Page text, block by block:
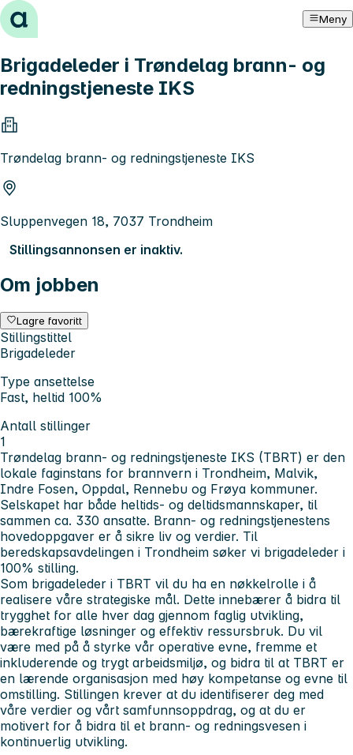
Hopp til innhold Meny
Brigadeleder i Trøndelag brann- og
redningstjeneste IKS
Trøndelag brann- og redningstjeneste IKS
Sluppenvegen 18, 7037 Trondheim
Stillingsannonsen er inaktiv.
Om jobben
Lagre favoritt
Stillingstittel
Brigadeleder
Type ansettelse
Fast, heltid 100%
Antall stillinger
1
Trøndelag brann- og redningstjeneste IKS (TBRT) er den
lokale faginstans for brannvern i Trondheim, Malvik,
Indre Fosen, Oppdal, Rennebu og Frøya kommuner.
Selskapet har både heltids- og deltidsmannskaper, til
sammen ca. 330 ansatte. Brann- og redningstjenestens
hovedoppgaver er å sikre liv og verdier. Til
beredskapsavdelingen i Trondheim søker vi brigadeleder i
100% stilling.
Som brigadeleder i TBRT vil du ha en nøkkelrolle i å
realisere våre strategiske mål. Dette innebærer å bidra til
trygghet for alle hver dag gjennom faglig utvikling,
bærekraftige løsninger og effektiv ressursbruk. Du vil
være med på å styrke vår operative evne, fremme et
inkluderende og trygt arbeidsmiljø, og bidra til at TBRT er
en lærende organisasjon med høy kompetanse og evne til
omstilling. Stillingen krever at du identifiserer deg med
våre verdier og vårt samfunnsoppdrag, og at du er
motivert for å bidra til et brann- og redningsvesen i
kontinuerlig utvikling.